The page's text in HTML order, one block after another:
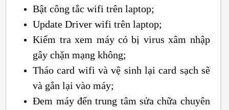
Bật công tắc wifi trên laptop;
Update Driver wifi trên laptop;
Kiểm tra xem máy có bị virus xâm nhập
gây chặn mạng không;
Tháo card wifi và vệ sinh lại card sạch sẽ
và gắn lại vào máy;
Đem máy đến trung tâm sửa chữa chuyên